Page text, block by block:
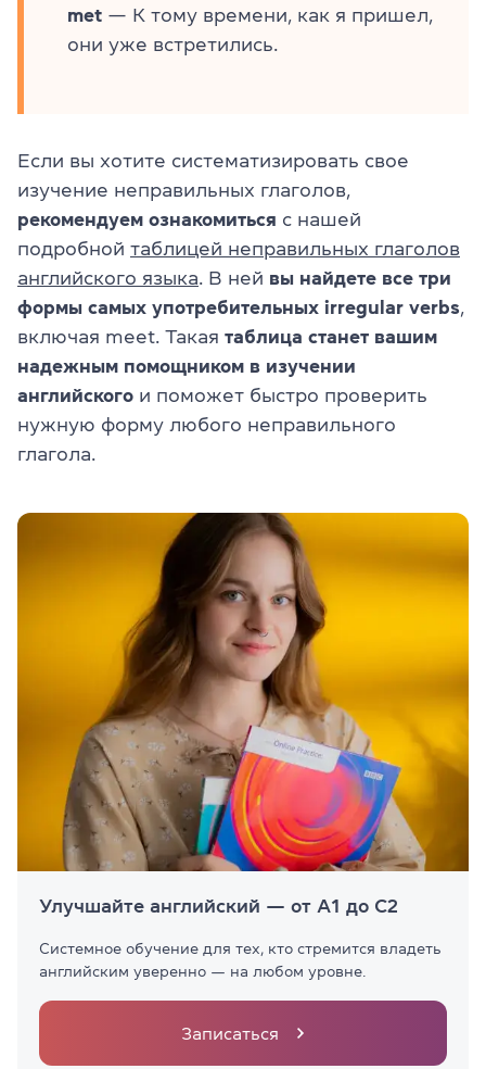
met — К тому времени, как я пришел,
они уже встретились.
Если вы хотите систематизировать свое
изучение неправильных глаголов,
рекомендуем ознакомиться с нашей
подробной таблицей неправильных глаголов
английского языка . В ней вы найдете все три
формы самых употребительных irregular verbs
включая meet. Такая таблица станет вашим
надежным помощником в изучении
английского и поможет быстро проверить
нужную форму любого неправильного
глагола.
Улучшайте английский — от A1 до C2
Системное обучение для тех, кто стремится владеть
английским уверенно — на любом уровне.
Записаться